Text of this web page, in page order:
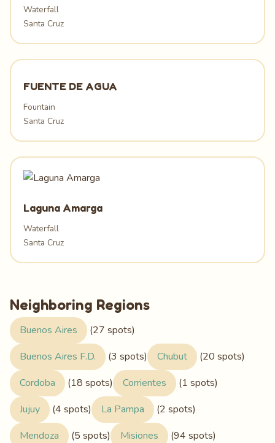
Waterfall
Santa Cruz
FUENTE DE AGUA
Fountain
Santa Cruz
Laguna Amarga
Waterfall
Santa Cruz
Neighboring Regions
Buenos Aires
(27 spots)
Buenos Aires F.D.
(3 spots) Chubut
(20 spots)
Cordoba
(18 spots) Corrientes
(1 spots)
Jujuy
(4 spots) La Pampa
(2 spots)
Mendoza
(5 spots) Misiones
(94 spots)